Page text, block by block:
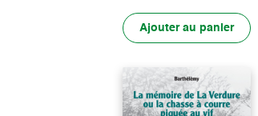
Ajouter au panier